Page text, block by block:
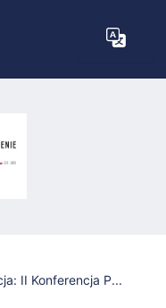
II Konferencja P...